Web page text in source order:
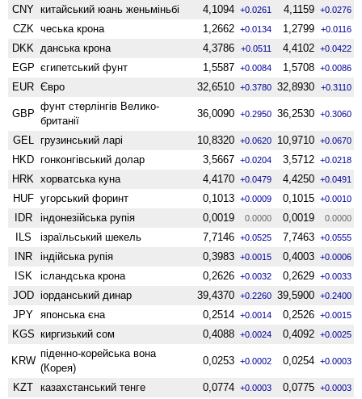
CNY китайський юань женьмiньбi 4,1094 +0.0261 4,1159 +0.0276
CZK чеська крона 1,2662 +0.0134 1,2799 +0.0116
DKK данська крона 4,3786 +0.0511 4,4102 +0.0422
EGP єгипетський фунт 1,5587 +0.0084 1,5708 +0.0086
EUR Євро 32,6510 +0.3780 32,8930 +0.3110
GBP
фунт стерлінгів Велико­
британії
36,0090 +0.2950 36,2530 +0.3060
GEL грузинський ларі 10,8320 +0.0620 10,9710 +0.0670
HKD гонконгівський долар 3,5667 +0.0204 3,5712 +0.0218
HRK хорватська куна 4,4170 +0.0479 4,4250 +0.0491
HUF угорський форинт 0,1013 +0.0009 0,1015 +0.0010
IDR індонезійська рупія 0,0019 0.0000 0,0019 0.0000
ILS ізраїльський шекель 7,7146 +0.0525 7,7463 +0.0555
INR індійська рупія 0,3983 +0.0015 0,4003 +0.0006
ISK ісландська крона 0,2626 +0.0032 0,2629 +0.0033
JOD іорданський динар 39,4370 +0.2260 39,5900 +0.2400
JPY японська єна 0,2514 +0.0014 0,2526 +0.0015
KGS киргизький сом 0,4088 +0.0024 0,4092 +0.0025
KRW
піденно-корейська вона
(Корея)
0,0253 +0.0002 0,0254 +0.0003
KZT казахстанський тенге 0,0774 +0.0003 0,0775 +0.0003